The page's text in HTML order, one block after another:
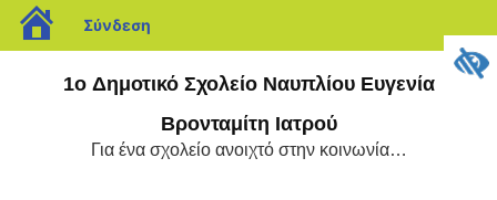
blogs.sch.gr
Σύνδεση
1o Δημοτικό Σχολείο Ναυπλίου Ευγενία
Βρονταμίτη Ιατρού
Για ένα σχολείο ανοιχτό στην κοινωνία…